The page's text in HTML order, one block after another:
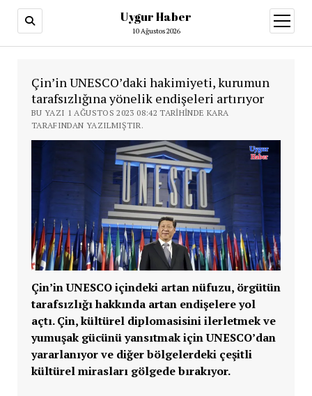
Uygur Haber
10 Ağustos 2026
aç
Çin’in UNESCO’daki hakimiyeti, kurumun
tarafsızlığına yönelik endişeleri artırıyor
BU YAZI 1 AĞUSTOS 2023 08:42 TARIHINDE KARA
TARAFINDAN YAZILMIŞTIR.
Çin’in UNESCO içindeki artan nüfuzu, örgütün
tarafsızlığı hakkında artan endişelere yol
açtı. Çin, kültürel diplomasisini ilerletmek ve
yumuşak gücünü yansıtmak için UNESCO’dan
yararlanıyor ve diğer bölgelerdeki çeşitli
kültürel mirasları gölgede bırakıyor.